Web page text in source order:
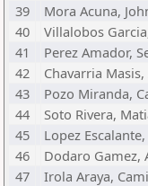
39
Mora Acuna,
40
Villalobos
41
Perez Amador,
42
Chavarria
43
Pozo Miranda,
44
Soto Rivera,
45
Lopez
46
Dodaro Gamez,
47
Irola Araya,